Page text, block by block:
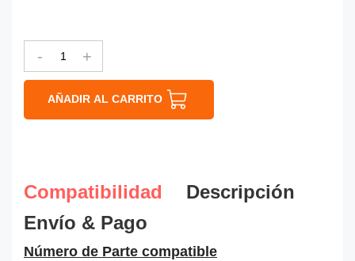
- +
AÑADIR AL CARRITO
Compatibilidad
Descripción
Envío & Pago
Número de Parte compatible